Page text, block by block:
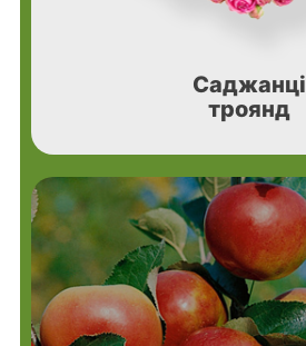
Саджанці
троянд